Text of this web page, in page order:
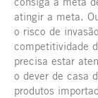
atingir a meta.
o risco de
competitividade
precisa estar
o dever de casa
produtos